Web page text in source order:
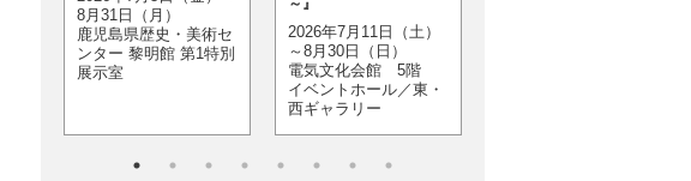
8月31日（月）
鹿児島県歴史・美術セ
ンター 黎明館 第1特別
展示室
～』
2026年7月11日（土）
～8月30日（日）
電気文化会館 5階
イベントホール／東・
西ギャラリー